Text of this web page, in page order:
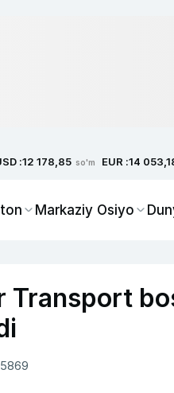
:12 178,85 so'm EUR :14
Markaziy Osiyo
Transport